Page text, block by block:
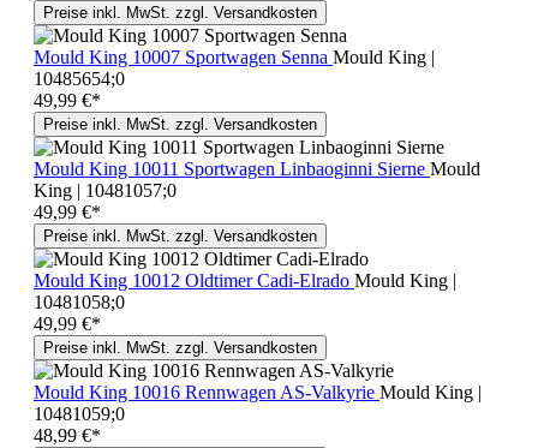
Preise inkl. MwSt. zzgl. Versandkosten
Mould King 10007 Sportwagen Senna Mould King |
10485654;0
49,99 €*
Preise inkl. MwSt. zzgl. Versandkosten
Mould King 10011 Sportwagen Linbaoginni Sierne Mould
King | 10481057;0
49,99 €*
Preise inkl. MwSt. zzgl. Versandkosten
Mould King 10012 Oldtimer Cadi-Elrado Mould King |
10481058;0
49,99 €*
Preise inkl. MwSt. zzgl. Versandkosten
Mould King 10016 Rennwagen AS-Valkyrie Mould King |
10481059;0
48,99 €*